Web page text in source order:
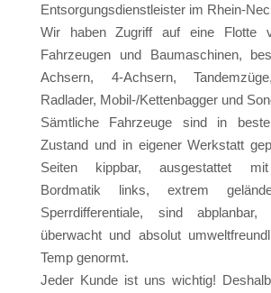
Entsorgungsdienstleister im Rhein-
Wir haben Zugriff auf eine Flotte
Fahrzeugen und Baumaschinen,
Achsern, 4-Achsern,
Radlader, Mobil-/Kettenbagger und
Sämtliche Fahrzeuge sind in
Zustand und in eigener Werkstatt
Seiten kippbar, ausgestattet mit
Bordmatik links, extrem
Sperrdifferentiale, sind
überwacht und absolut
Temp genormt.
Jeder Kunde ist uns wichtig!